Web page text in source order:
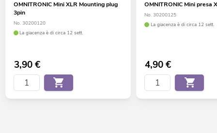
OMNITRONIC Mini XLR Mounting plug
3pin
No. 30200120
La giacenza è di circa 12 sett.
3,90€
OMNITRONIC Mini presa
No. 30200125
La giacenza è di circa 12 sett.
4,90€